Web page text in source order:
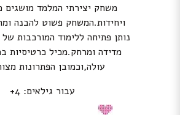
משחק יצירתי המלמד מושגים
ויחידות.המשחק פשוט להבנה
נותן פתיחה ללימוד המורכבות
מדידה ומרחק.מכיל כרטיסיות
עולה,וכמובן הפתרונות
עבור גילאים: 4+